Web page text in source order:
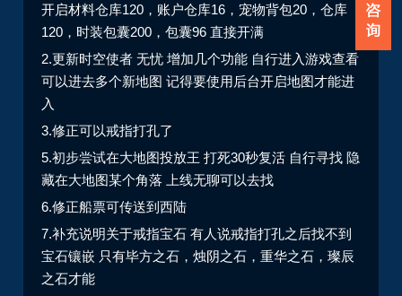
开启材料仓库120，账户仓库16，宠物背包20，仓库
120，时装包囊200，包囊96 直接开满
2.更新时空使者 无忧 增加几个功能 自行进入游戏查看
可以进去多个新地图 记得要使用后台开启地图才能进
入
3.修正可以戒指打孔了
5.初步尝试在大地图投放王 打死30秒复活 自行寻找 隐
藏在大地图某个角落 上线无聊可以去找
6.修正船票可传送到西陆
7.补充说明关于戒指宝石 有人说戒指打孔之后找不到
宝石镶嵌 只有毕方之石，烛阴之石，重华之石，璨辰
之石才能